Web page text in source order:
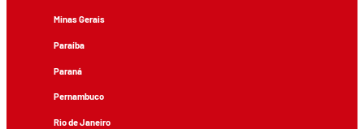
Minas Gerais
Paraíba
Paraná
Pernambuco
Rio de Janeiro